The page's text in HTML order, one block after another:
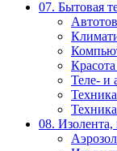
07. Бытовая
Теле- и
08. Изолента,